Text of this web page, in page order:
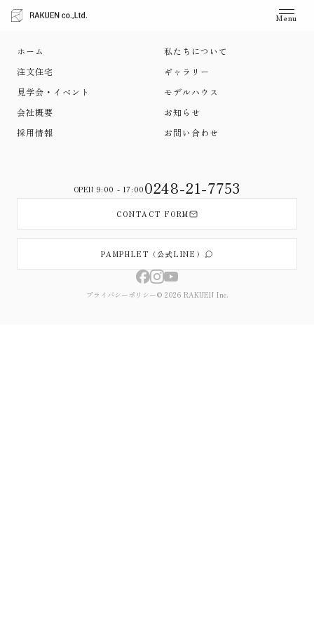
Menu
ホーム
私たちについて
注文住宅
ギャラリー
見学会・イベント
モデルハウス
会社概要
お知らせ
採用情報
お問い合わせ
プライバシーポリシー© 2026 RAKUEN Inc.
OPEN 9:00 - 17:00 0248-21-7753
CONTACT FORM
PAMPHLET（公式LINE）